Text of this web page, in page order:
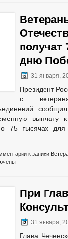
ФАКТАХ КОРРУПЦИИ
ПОРУЧЕНИЙ
РЕШЕНИЙ
РЕШЕНИЙ О
_
ПЕРЕЧЕНЬ
НПА
УСЛУГ
ИНТЕРНЕТ
ГРАЖДАН
ОБРАЩЕНИЙ
получат
дню
31 января,
Президент
с
о 75 тысячах
к записи
При
31 января,
Глава